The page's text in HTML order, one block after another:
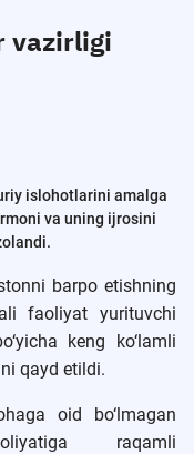
vazirligi
islohotlarini amalga
va uning ijrosini
barpo etishning
faoliyat yurituvchi
keng ko‘lamli
qayd etildi.
oid bo‘lmagan
raqamli